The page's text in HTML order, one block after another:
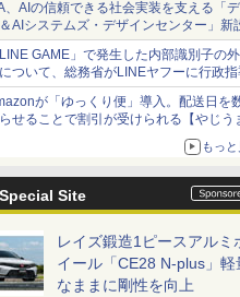
、AIの信頼できる社会実装を支える「
AIシステムズ・デザインセンター」
LINE GAME」で発生した内部識別子の
ついて、総務省がLINEヤフーに行政
が「ゆっくり便」導入。配送日を
せることで割引が受けられる【やじう
もっ
Special Site
レイズ鍛造1ピースアルミ
イール「CE28 N-plus」軽
なままに剛性を向上